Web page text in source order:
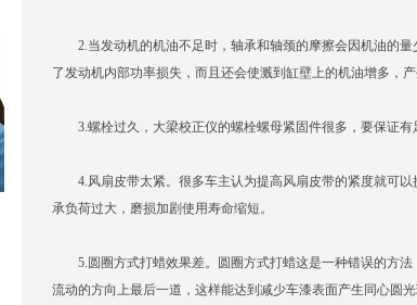
2.当发动机的机油不足时，轴承和轴颈的摩擦会因机油的量
了发动机内部功率损失，而且还会使溅到缸壁上的机油增多，
3.螺栓过久，大梁校正仪的螺栓螺母紧固件很多，要保证有
4.风扇皮带太紧。很多车主认为提高风扇皮带的紧度就可以
承负荷过大，磨损加剧使用寿命缩短。
5.圆圈方式打蜡效果差。圆圈方式打蜡这是一种错误的方法
流动的方向上最后一道，这样能达到减少车漆表面产生同心圆光